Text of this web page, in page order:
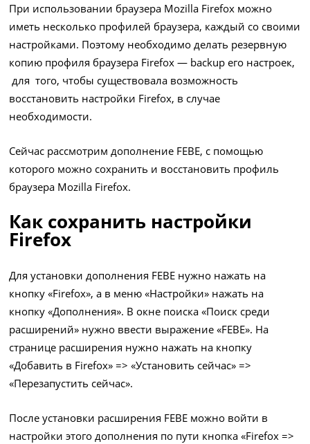
При использовании браузера Mozilla Firefox можно
иметь несколько профилей браузера, каждый со своими
настройками. Поэтому необходимо делать резервную
копию профиля браузера Firefox — backup его настроек,
для того, чтобы существовала возможность
восстановить настройки Firefox, в случае
необходимости.
Сейчас рассмотрим дополнение FEBE, с помощью
которого можно сохранить и восстановить профиль
браузера Mozilla Firefox.
Как сохранить настройки
Firefox
Для установки дополнения FEBE нужно нажать на
кнопку «Firefox», а в меню «Настройки» нажать на
кнопку «Дополнения». В окне поиска «Поиск среди
расширений» нужно ввести выражение «FEBE». На
странице расширения нужно нажать на кнопку
«Добавить в Firefox» => «Установить сейчас» =>
«Перезапустить сейчас».
После установки расширения FEBE можно войти в
настройки этого дополнения по пути кнопка «Firefox =>